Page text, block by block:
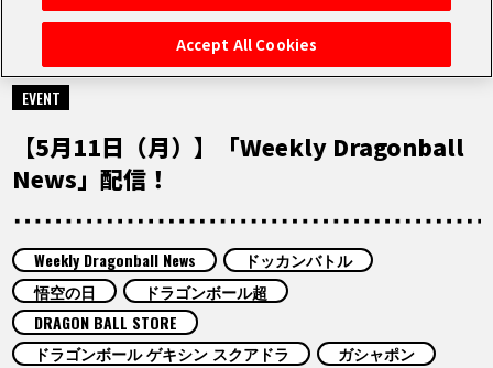
HOME
NEWS
RANKING
MOVIE
COLUMNS
ABOUT
2026.05.11
EVENT
【5月11日（月）】「Weekly Dragonball
News」配信！
Weekly Dragonball News
ドッカンバトル
悟空の日
ドラゴンボール超
DRAGON BALL STORE
ドラゴンボール ゲキシン スクアドラ
ガシャポン
Accept All Cookies